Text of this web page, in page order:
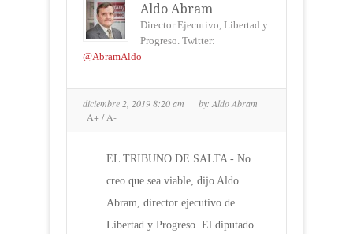
Aldo Abram
Director Ejecutivo, Libertad y
Progreso. Twitter:
@AbramAldo
diciembre 2, 2019 8:20 am by: Aldo Abram
A+/A-
EL TRIBUNO DE SALTA - No
creo que sea viable, dijo Aldo
Abram, director ejecutivo de
Libertad y Progreso. El diputado